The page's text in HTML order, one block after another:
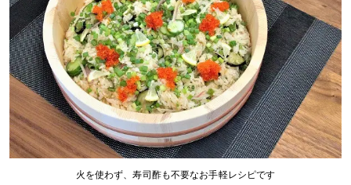
火を使わず、寿司酢も不要なお手軽レシピです